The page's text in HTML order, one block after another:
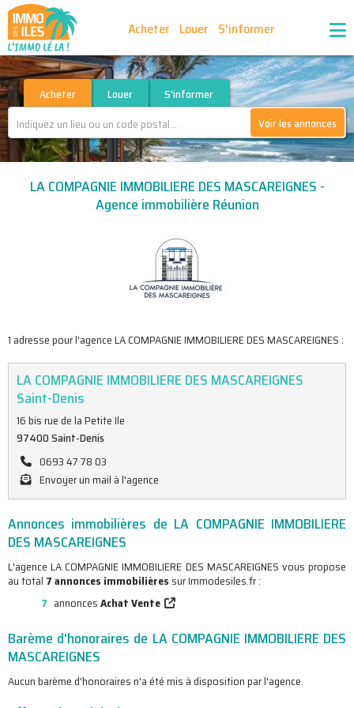
Acheter Louer S'informer
Publiez vos annonces Nos agences partenaires
Nos outils Ma sélection d'annonces
Recrutement Partenaires
Acheter Louer
S'informer
Voir les annonces
LA COMPAGNIE IMMOBILIERE DES MASCAREIGNES -
Agence immobilière Réunion
1 adresse pour l'agence LA COMPAGNIE IMMOBILIERE DES MASCAREIGNES :
LA COMPAGNIE IMMOBILIERE DES MASCAREIGNES
Saint-Denis
16 bis rue de la Petite Ile
97400 Saint-Denis
0693 47 78 03
Envoyer un mail à l'agence
Annonces immobilières de LA COMPAGNIE IMMOBILIERE
DES MASCAREIGNES
L'agence LA COMPAGNIE IMMOBILIERE DES MASCAREIGNES vous propose
au total 7 annonces immobilières sur Immodesiles.fr :
7 annoncesAchat Vente
Barème d'honoraires de LA COMPAGNIE IMMOBILIERE DES
MASCAREIGNES
Aucun barème d'honoraires n'a été mis à disposition par l'agence.